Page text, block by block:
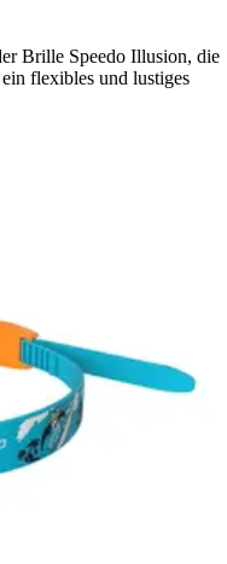
Brille Speedo Illusion, die
flexibles und lustiges